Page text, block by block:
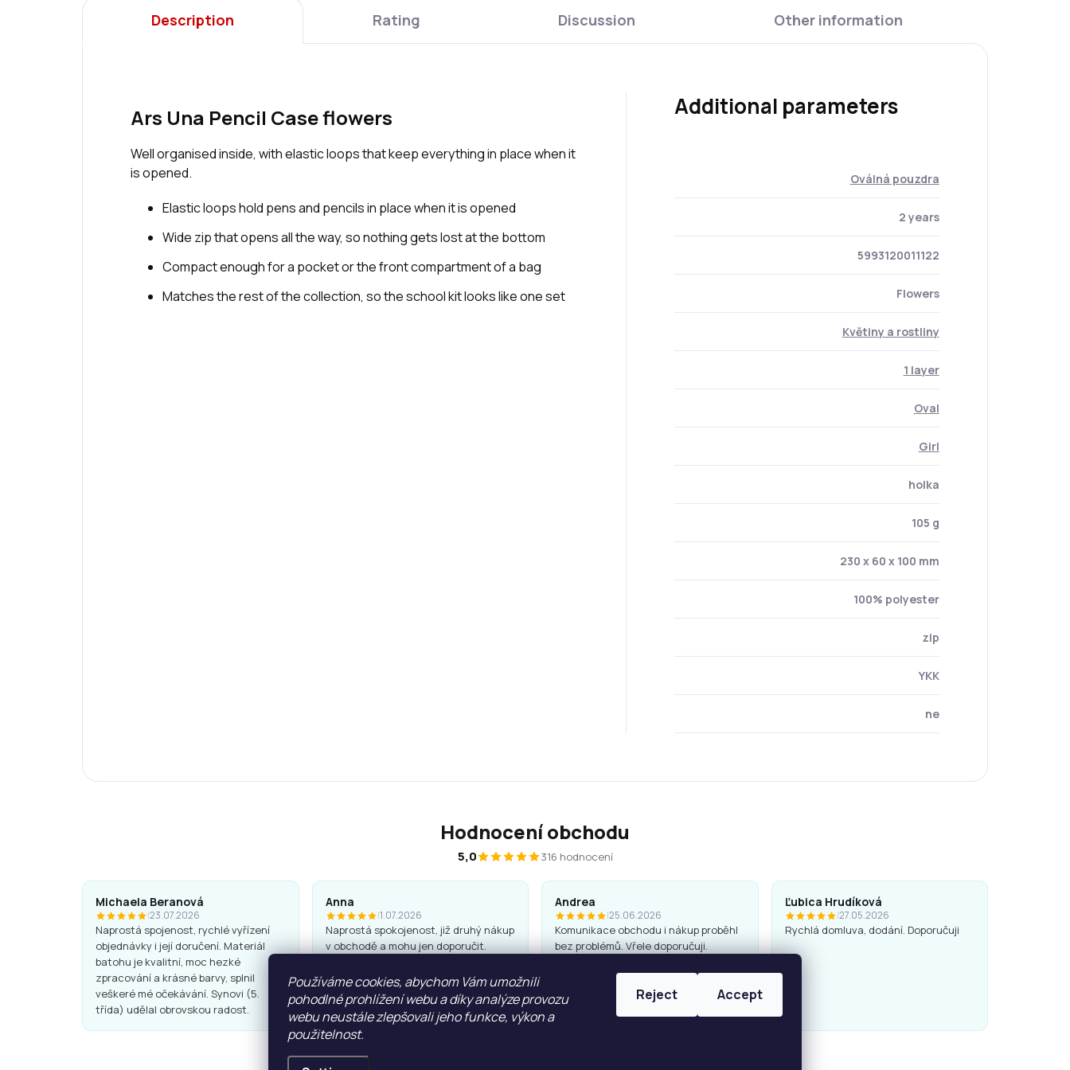
Používáme cookies, abychom Vám umožnili
pohodlné prohlížení webu a díky analýze provozu
webu neustále zlepšovali jeho funkce, výkon a
použitelnost.
Reject Accept
Description Rating Discussion Other information
Ars Una Pencil Case flowers
Well organised inside, with elastic loops that keep everything in place when it
is opened.
Elastic loops hold pens and pencils in place when it is opened
Wide zip that opens all the way, so nothing gets lost at the bottom
Compact enough for a pocket or the front compartment of a bag
Matches the rest of the collection, so the school kit looks like one set
Additional parameters
Oválná pouzdra
2 years
5993120011122
Flowers
Květiny a rostliny
1 layer
Oval
Girl
holka
105 g
230 x 60 x 100 mm
100% polyester
zip
YKK
ne
Hodnocení obchodu
5,0 316 hodnocení
Michaela Beranová
|23.07.2026
Naprostá spojenost, rychlé vyřízení
objednávky i její doručení. Materiál
batohu je kvalitní, moc hezké
zpracování a krásné barvy, splnil
veškeré mé očekávání. Synovi (5.
třída) udělal obrovskou radost.
Anna
|1.07.2026
Naprostá spokojenost, již druhý nákup
v obchodě a mohu jen doporučit.
super.
Andrea
|25.06.2026
Komunikace obchodu i nákup proběhl
bez problémů. Vřele doporučuji.
Ľubica Hrudíková
|27.05.2026
Rychlá domluva, dodání. Doporučuji